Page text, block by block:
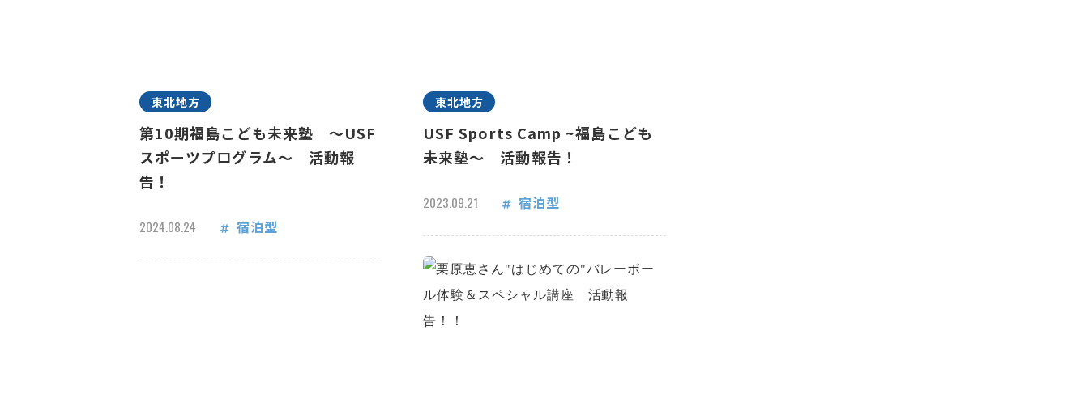
東北地方
第10期福島こども未来塾 ～USF
スポーツプログラム～ 活動報
告！
2024.08.24 宿泊型
東北地方
USF Sports Camp ~福島こども
未来塾～ 活動報告！
2023.09.21 宿泊型